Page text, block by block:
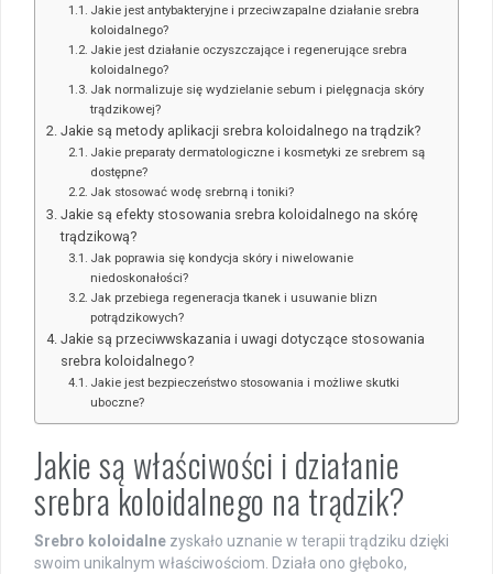
Jakie jest antybakteryjne i przeciwzapalne działanie srebra
koloidalnego?
Jakie jest działanie oczyszczające i regenerujące srebra
koloidalnego?
Jak normalizuje się wydzielanie sebum i pielęgnacja skóry
trądzikowej?
Jakie są metody aplikacji srebra koloidalnego na trądzik?
Jakie preparaty dermatologiczne i kosmetyki ze srebrem są
dostępne?
Jak stosować wodę srebrną i toniki?
Jakie są efekty stosowania srebra koloidalnego na skórę
trądzikową?
Jak poprawia się kondycja skóry i niwelowanie
niedoskonałości?
Jak przebiega regeneracja tkanek i usuwanie blizn
potrądzikowych?
Jakie są przeciwwskazania i uwagi dotyczące stosowania
srebra koloidalnego?
Jakie jest bezpieczeństwo stosowania i możliwe skutki
uboczne?
Jakie są właściwości i działanie
srebra koloidalnego na trądzik?
Srebro koloidalne zyskało uznanie w terapii trądziku dzięki
swoim unikalnym właściwościom. Działa ono głęboko,